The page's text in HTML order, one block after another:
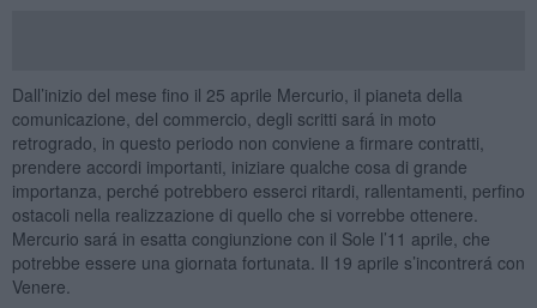
Dall’inizio del mese fino il 25 aprile Mercurio, il pianeta della
comunicazione, del commercio, degli scritti sará in moto
retrogrado, in questo periodo non conviene a firmare contratti,
prendere accordi importanti, iniziare qualche cosa di grande
importanza, perché potrebbero esserci ritardi, rallentamenti, perfino
ostacoli nella realizzazione di quello che si vorrebbe ottenere.
Mercurio sará in esatta congiunzione con il Sole l’11 aprile, che
potrebbe essere una giornata fortunata. Il 19 aprile s’incontrerá con
Venere.